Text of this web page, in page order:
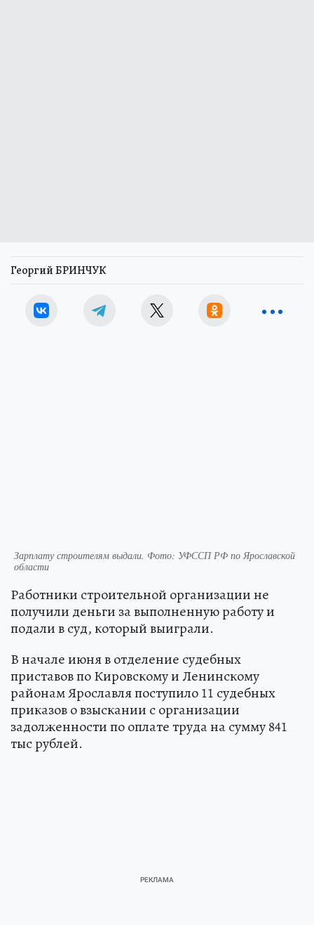
Георгий БРИНЧУК
Зарплату строителям выдали. Фото: УФССП РФ по Ярославской
области
Работники строительной организации не
получили деньги за выполненную работу и
подали в суд, который выиграли.
В начале июня в отделение судебных
приставов по Кировскому и Ленинскому
районам Ярославля поступило 11 судебных
приказов о взыскании с организации
задолженности по оплате труда на сумму 841
тыс рублей.